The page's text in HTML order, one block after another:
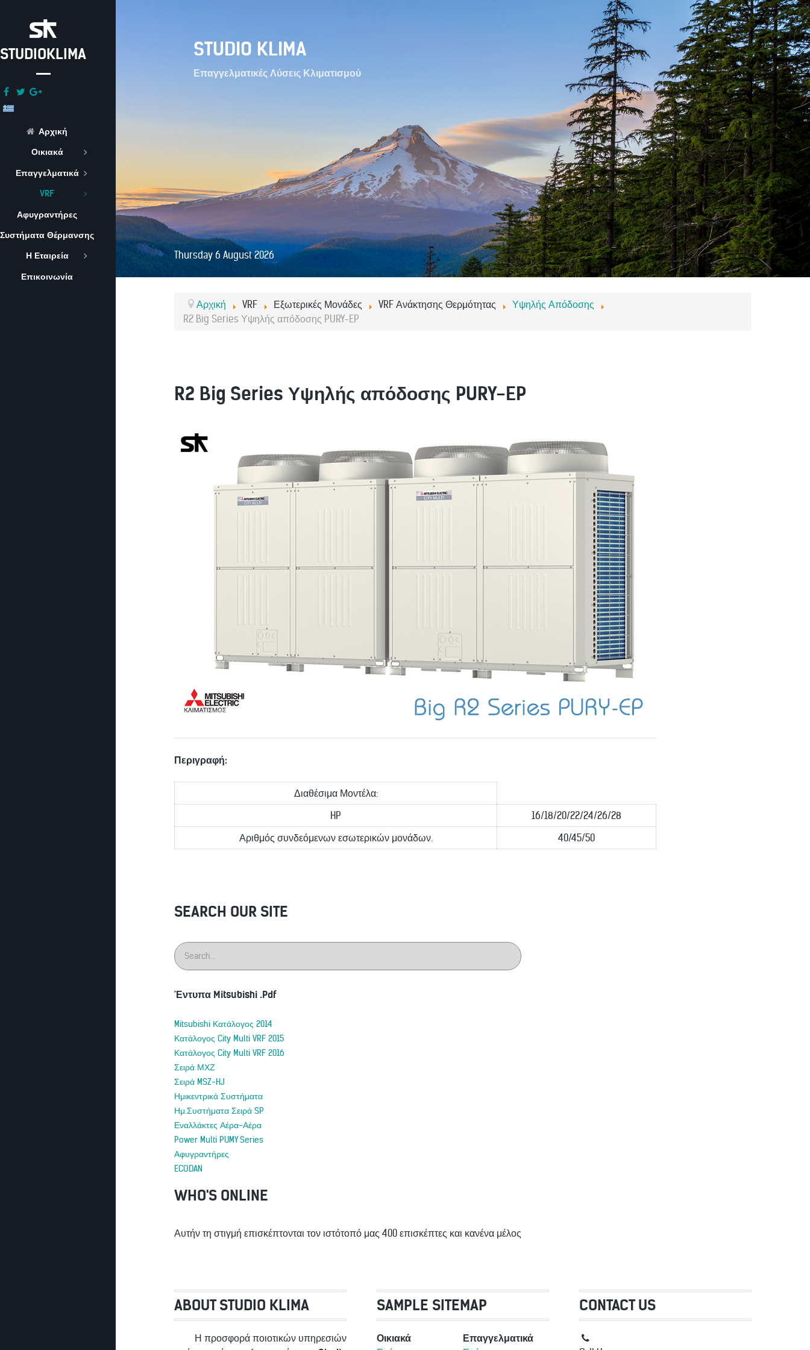
STUDIO KLIMA
Επαγγελματικές Λύσεις Κλιματισμού
Thursday 6 August 2026
Αρχική VRF Εξωτερικές Μονάδες VRF Ανάκτησης Θερμότητας
Υψηλής Απόδοσης
R2 Big Series Υψηλής απόδοσης PURY-EP
R2 Big Series Υψηλής απόδοσης PURY-EP
Περιγραφή:
Διαθέσιμα Μοντέλα:
HP
16/18/20/22/24/26/28
Αριθμός συνδεόμενων εσωτερικών μονάδων.
40/45/50
SEARCH OUR SITE
Έντυπα Mitsubishi .Pdf
Mitsubishi Κατάλογος 2014
Κατάλογος City Multi VRF 2015
Κατάλογος City Multi VRF 2016
Σειρά ΜΧΖ
Σειρά MSZ-HJ
Ημικεντρικά Συστήματα
Ημ.Συστήματα Σειρά SP
Εναλλάκτες Αέρα-Αέρα
Power Multi PUMY Series
Αφυγραντήρες
ECODAN
WHO'S ONLINE
Αυτήν τη στιγμή επισκέπτονται τον ιστότοπό μας 400 επισκέπτες και κανένα μέλος
ABOUT STUDIO KLIMA
Η προσφορά ποιοτικών υπηρεσιών
SAMPLE SITEMAP
Οικιακά
Επαγγελματικά
CONTACT US
STUDIOKLIMA
Αρχική
Οικιακά
Επαγγελματικά
VRF
Αφυγραντήρες
Συστήματα Θέρμανσης
Η Εταιρεία
Επικοινωνία